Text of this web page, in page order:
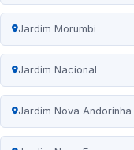
Jardim Morumbi
Jardim Nacional
Jardim Nova Andorinha